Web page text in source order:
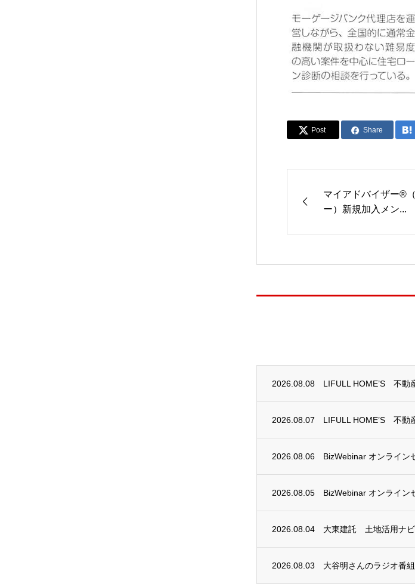
Post Share
マイアドバイザー®
ー）新規加入メン...
2026.08.08 LIFULL HOME’S 不動
2026.08.07 LIFULL HOME’S 不動
2026.08.06 BizWebinar オンライン
2026.08.05 BizWebinar オンライン
2026.08.04 大東建託 土地活用ナ
2026.08.03 大谷明さんのラジオ番